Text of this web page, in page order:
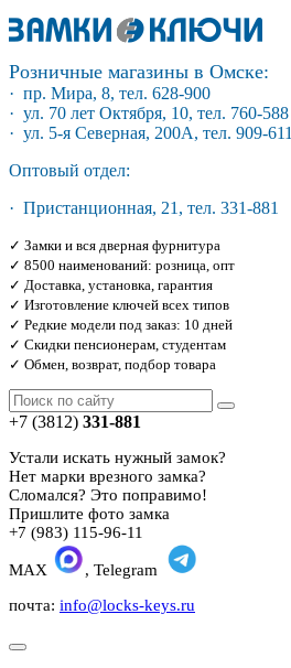
Розничные магазины в Омске:
· пр. Мира, 8, тел. 628-900
· ул. 70 лет Октября, 10, тел. 760-588
· ул. 5-я Северная, 200А, тел. 909-611
Оптовый отдел:
· Пристанционная, 21, тел. 331-881
✓ Замки и вся дверная фурнитура
✓ 8500 наименований: розница, опт
✓ Доставка, установка, гарантия
✓ Изготовление ключей всех типов
✓ Редкие модели под заказ: 10 дней
✓ Скидки пенсионерам, студентам
✓ Обмен, возврат, подбор товара
+7 (3812) 331-881
Устали искать нужный замок?
Нет марки врезного замка?
Сломался? Это поправимо!
Пришлите фото замка
+7 (983) 115-96-11
MAX
, Telegram
почта: info@locks-keys.ru